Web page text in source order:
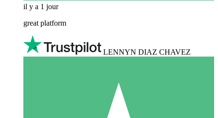
il y a 1 jour
great platform
LENNYN DIAZ CHAVEZ